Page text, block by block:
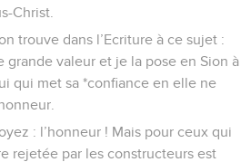
Christ.
trouve dans l’Ecriture à ce sujet :
grande valeur et je la pose en Sion à
qui met sa *confiance en elle ne
: l’honneur ! Mais pour ceux qui
rejetée par les constructeurs est